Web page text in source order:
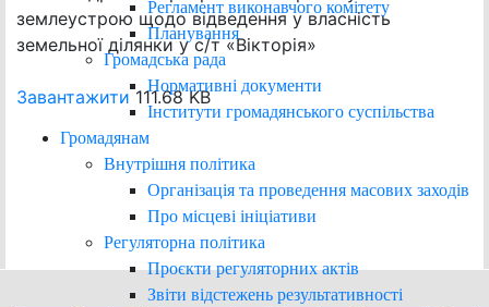
Регламент виконавчого комітету
Планування
Громадська рада
Нормативні документи
Інститути громадянського суспільства
Громадянам
Внутрішня політика
Організація та проведення масових заходів
Про місцеві ініціативи
Регуляторна політика
Проєкти регуляторних актів
Звіти відстежень результативності
землеустрою щодо відведення у власність
земельної ділянки у с/т «Вікторія»
Завантажити 111.68 KB